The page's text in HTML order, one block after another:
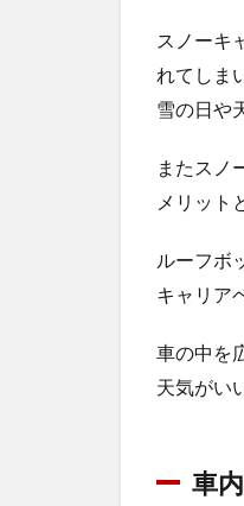
スノーキ
れてしま
雪の日や
またスノ
メリット
ルーフボ
キャリア
車の中を
天気がい
車